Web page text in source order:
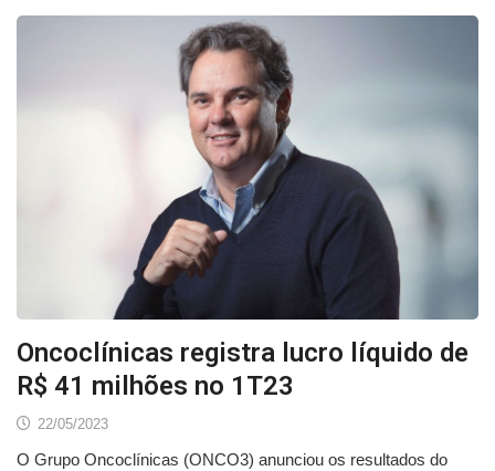
Oncoclínicas registra lucro líquido de
R$ 41 milhões no 1T23
22/05/2023
O Grupo Oncoclínicas (ONCO3) anunciou os resultados do